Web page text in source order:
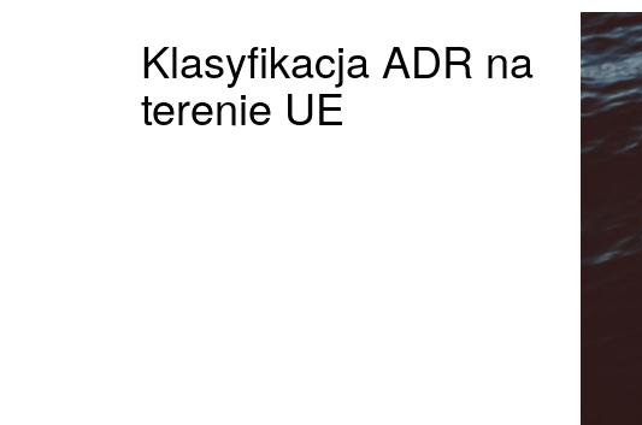
Klasyfikacja ADR na
terenie UE